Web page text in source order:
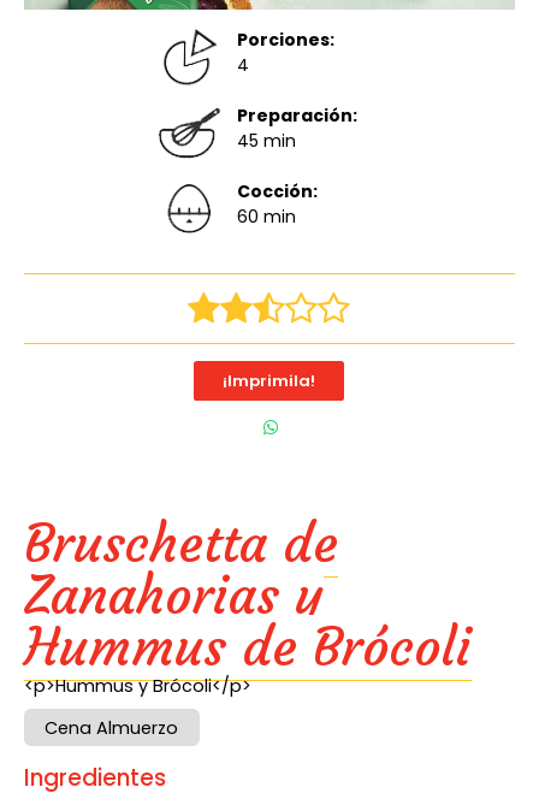
Porciones:
4
Preparación:
45 min
Cocción:
60 min
¡Imprimila!
Bruschetta de
Zanahorias y
Hummus de Brócoli
<p>Hummus y Brócoli</p>
Cena Almuerzo
Ingredientes